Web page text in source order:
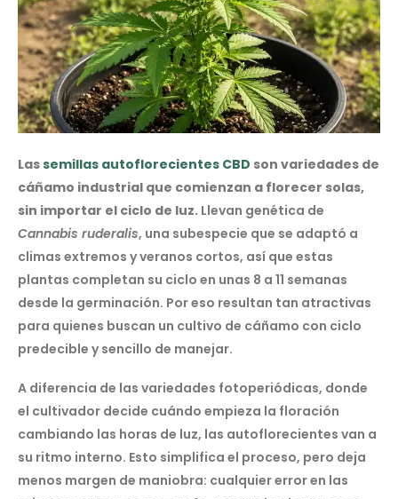
Lassemillas autoflorecientes CBD son variedades de
cáñamo industrial que comienzan a florecer solas,
sin importar el ciclo de luz. Llevan genética de
Cannabis ruderalis, una subespecie que se adaptó a
climas extremos y veranos cortos, así que estas
plantas completan su ciclo en unas 8 a 11 semanas
desde la germinación. Por eso resultan tan atractivas
para quienes buscan un cultivo de cáñamo con ciclo
predecible y sencillo de manejar.
A diferencia de las variedades fotoperiódicas, donde
el cultivador decide cuándo empieza la floración
cambiando las horas de luz, las autoflorecientes van a
su ritmo interno. Esto simplifica el proceso, pero deja
menos margen de maniobra: cualquier error en las